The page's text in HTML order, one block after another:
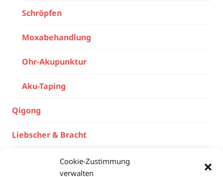
Cookie-Zustimmung
verwalten
Schröpfen
Moxabehandlung
Ohr-Akupunktur
Aku-Taping
Qigong
Liebscher & Bracht
Vita & Werte